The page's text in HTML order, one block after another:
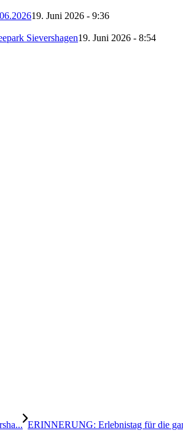
19. Juni 2026 - 9:36
Sievershagen19. Juni 2026 - 8:54
ERINNERUNG: Erlebnistag für die